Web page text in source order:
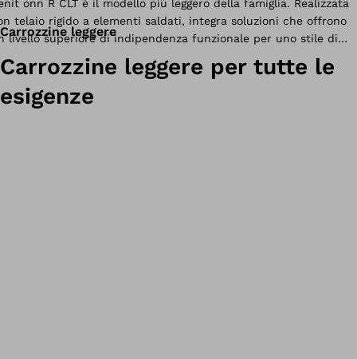
Carrozzine leggere
Carrozzine leggere per tutte le
esigenze